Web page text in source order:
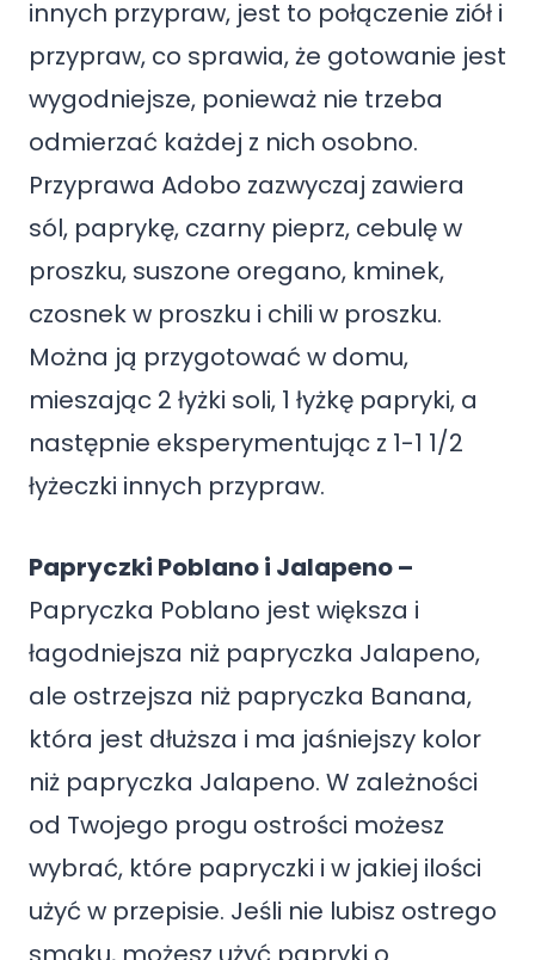
innych przypraw, jest to połączenie ziół i
przypraw, co sprawia, że gotowanie jest
wygodniejsze, ponieważ nie trzeba
odmierzać każdej z nich osobno.
Przyprawa Adobo zazwyczaj zawiera
sól, paprykę, czarny pieprz, cebulę w
proszku, suszone oregano, kminek,
czosnek w proszku i chili w proszku.
Można ją przygotować w domu,
mieszając 2 łyżki soli, 1 łyżkę papryki, a
następnie eksperymentując z 1-1 1/2
łyżeczki innych przypraw.
Papryczki Poblano i Jalapeno –
Papryczka Poblano jest większa i
łagodniejsza niż papryczka Jalapeno,
ale ostrzejsza niż papryczka Banana,
która jest dłuższa i ma jaśniejszy kolor
niż papryczka Jalapeno. W zależności
od Twojego progu ostrości możesz
wybrać, które papryczki i w jakiej ilości
użyć w przepisie. Jeśli nie lubisz ostrego